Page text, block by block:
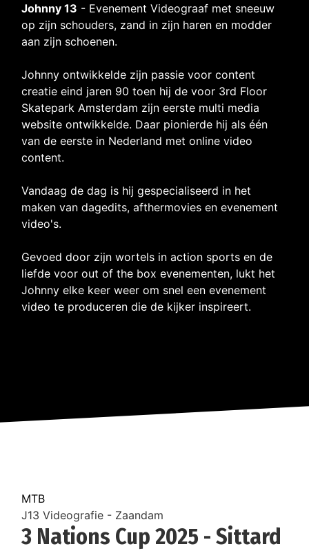
Johnny 13 - Evenement Videograaf met sneeuw
op zijn schouders, zand in zijn haren en modder
aan zijn schoenen.
Johnny ontwikkelde zijn passie voor content
creatie eind jaren 90 toen hij de voor 3rd Floor
Skatepark Amsterdam zijn eerste multi media
website ontwikkelde. Daar pionierde hij als één
van de eerste in Nederland met online video
content.
Vandaag de dag is hij gespecialiseerd in het
maken van dagedits, afthermovies en evenement
video's.
Gevoed door zijn wortels in action sports en de
liefde voor out of the box evenementen, lukt het
Johnny elke keer weer om snel een evenement
video te produceren die de kijker inspireert.
MTB
J13 Videografie - Zaandam
3 Nations Cup 2025 - Sittard